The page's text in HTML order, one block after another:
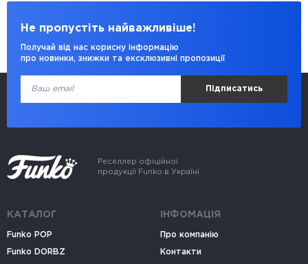
Не пропустіть найважливіше!
Получай від нас корисну інформацію
про новинки, знижки та ексклюзивні пропозиції
Підписатись
Реселлер офіційної
продукції Funko в Україні
КАТАЛОГ
Funko POP
Funko DORBZ
ІНФОМАЦІЯ
Про компанію
Контакти